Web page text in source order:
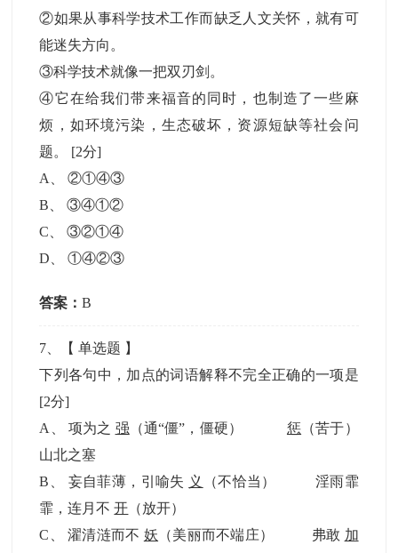
②如果从事科学技术工作而缺乏人文关怀，就有可
能迷失方向。
③科学技术就像一把双刃剑。
④它在给我们带来福音的同时，也制造了一些麻
烦，如环境污染，生态破坏，资源短缺等社会问
题。 [2分]
A
、②①④③
B 、③④①②
C 、③②①④
D 、①④②③
答案：B
7 、【单选题 】
下列各句中，加点的词语解释不完全正确的一项是
[2分]
A
项为之 强 （通“僵”，僵硬） 惩 （苦于）
山北之塞
B
妄自菲薄，引喻失 义
（不恰当） 淫雨霏
霏，连月不开 （放开）
C 、濯清涟而不 妖 （美丽而不端庄） 弗敢 加